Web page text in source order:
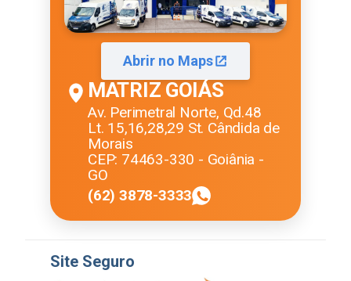
Abrir no Maps
MATRIZ GOIÁS
Av. Perimetral Norte, Qd.48
Lt. 15,16,28,29 St. Cândida de
Morais
CEP: 74463-330 - Goiânia -
GO
(62) 3878-3333
Site Seguro